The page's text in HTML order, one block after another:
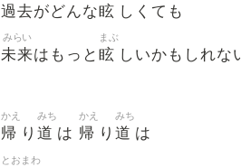
過去がどんな眩 しくても
未来
みらい
はもっと 眩
まぶ
しいかもしれな
帰
かえ
り 道
みち
は 帰
かえ
り 道
みち
は
とおまわ